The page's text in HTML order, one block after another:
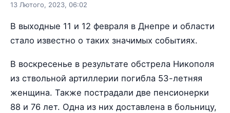
13 Лютого, 2023, 06:02
В выходные 11 и 12 февраля в Днепре и области
стало известно о таких значимых событиях.
В воскресенье в результате обстрела Никополя
из ствольной артиллерии погибла 53-летняя
женщина. Также пострадали две пенсионерки
88 и 76 лет. Одна из них доставлена в больницу,